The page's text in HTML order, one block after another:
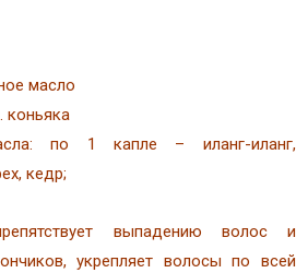
масло
коньяка
по 1 капле – иланг-иланг,
кедр;
выпадению волос и
укрепляет волосы по всей